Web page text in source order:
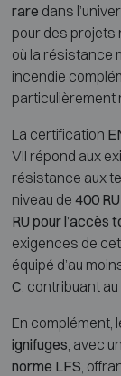
rare dans
pour des projets
où la résistance
incendie
particulièrement
La certification
VII répond aux
résistance aux
niveau de 400
RU pour l’accès
exigences de
équipé d’au
C , contribuant
En complément,
ignifuges , avec
norme LFS ,